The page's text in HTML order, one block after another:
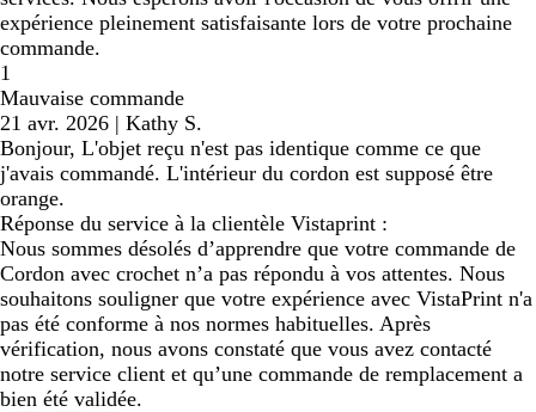
expérience pleinement satisfaisante lors de votre prochaine
commande.
1
Mauvaise commande
21 avr. 2026 | Kathy S.
Bonjour, L'objet reçu n'est pas identique comme ce que
j'avais commandé. L'intérieur du cordon est supposé être
orange.
Réponse du service à la clientèle Vistaprint :
Nous sommes désolés d’apprendre que votre commande de
Cordon avec crochet n’a pas répondu à vos attentes. Nous
souhaitons souligner que votre expérience avec VistaPrint n'a
pas été conforme à nos normes habituelles. Après
vérification, nous avons constaté que vous avez contacté
notre service client et qu’une commande de remplacement a
bien été validée.